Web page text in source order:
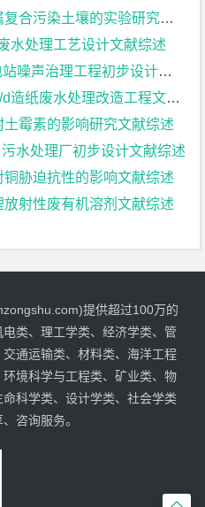
污染土壤的实验研究文献综述
水处理工艺设计文献综述
治理工程初步设计文献综述
纸废水处理改造工程文献综述
霉素的影响研究文献综述
水处理厂初步设计文献综述
胁迫抗性的影响文献综述
射性废有机溶剂文献综述
提供超过100万的
类、理工学类、经济学类、管
通运输类、材料类、海洋工程
境科学与工程类、矿业类、物
科学类、设计学类、社会学类
咨询服务。